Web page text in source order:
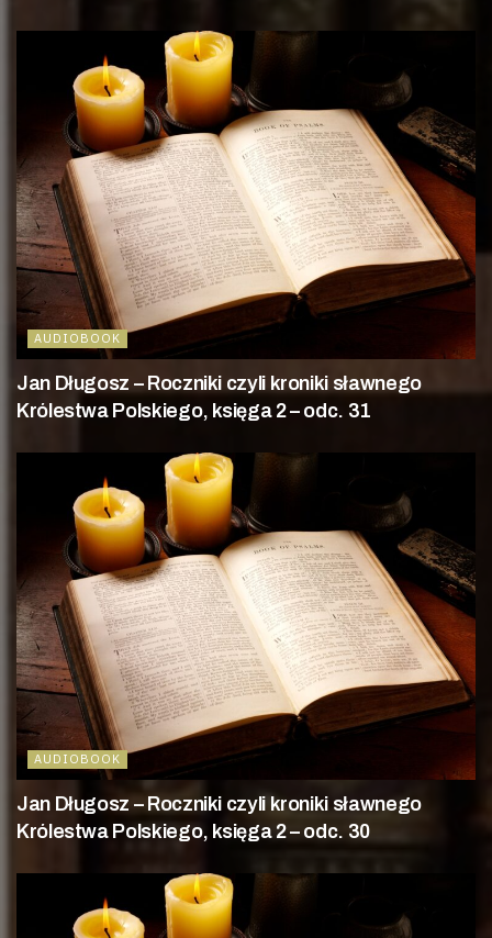
AUDIOBOOK
Jan Długosz – Roczniki czyli kroniki sławnego
Królestwa Polskiego, księga 2 – odc. 31
AUDIOBOOK
Jan Długosz – Roczniki czyli kroniki sławnego
Królestwa Polskiego, księga 2 – odc. 30